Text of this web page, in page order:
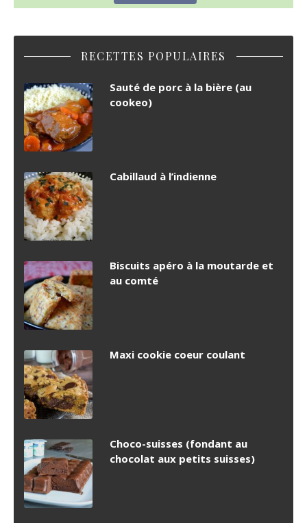
RECETTES POPULAIRES
Sauté de porc à la bière (au
cookeo)
Cabillaud à l’indienne
Biscuits apéro à la moutarde et
au comté
Maxi cookie coeur coulant
Choco-suisses (fondant au
chocolat aux petits suisses)